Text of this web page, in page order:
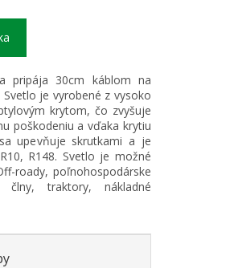
pripája 30cm káblom na
je vyrobené z vysoko
krytom, čo zvyšuje
poškodeniu a vďaka krytiu
upevňuje skrutkami a je
R148. Svetlo je možné
roady, poľnohospodárske
traktory, nákladné